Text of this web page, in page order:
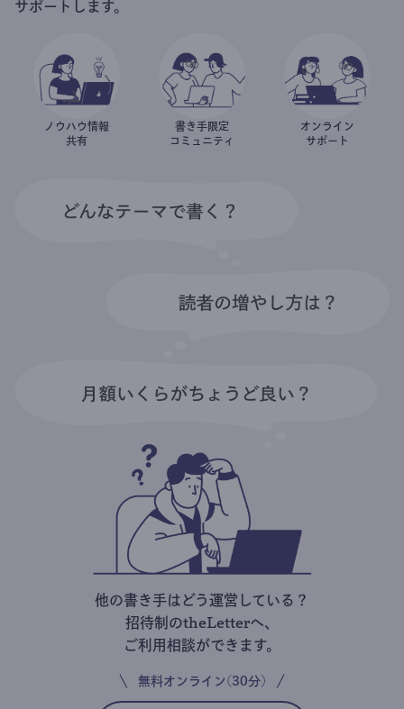
サポートします。
ノウハウ情報
共有
書き手限定
コミュニティ
オンライン
サポート
他の書き手はどう運営している？
招待制のtheLetterへ、
ご利用相談ができます。
無料オンライン(30分)